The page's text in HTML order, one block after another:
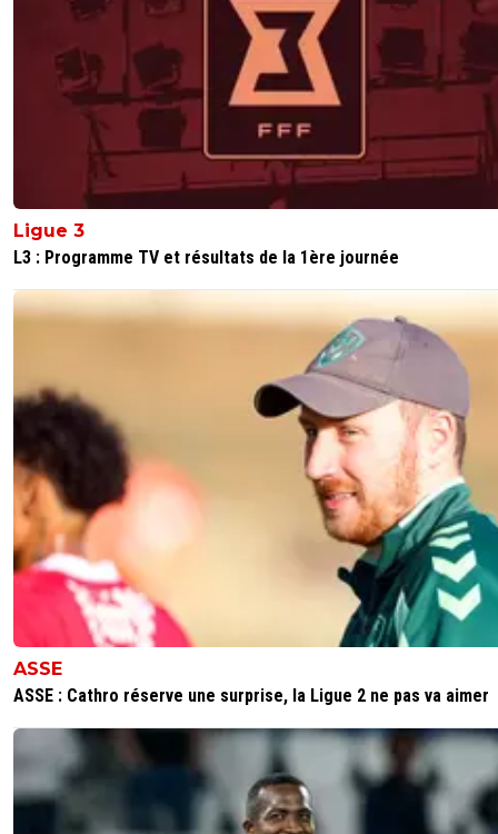
Ligue 3
L3 : Programme TV et résultats de la 1ère journée
ASSE
ASSE : Cathro réserve une surprise, la Ligue 2 ne pas va aimer